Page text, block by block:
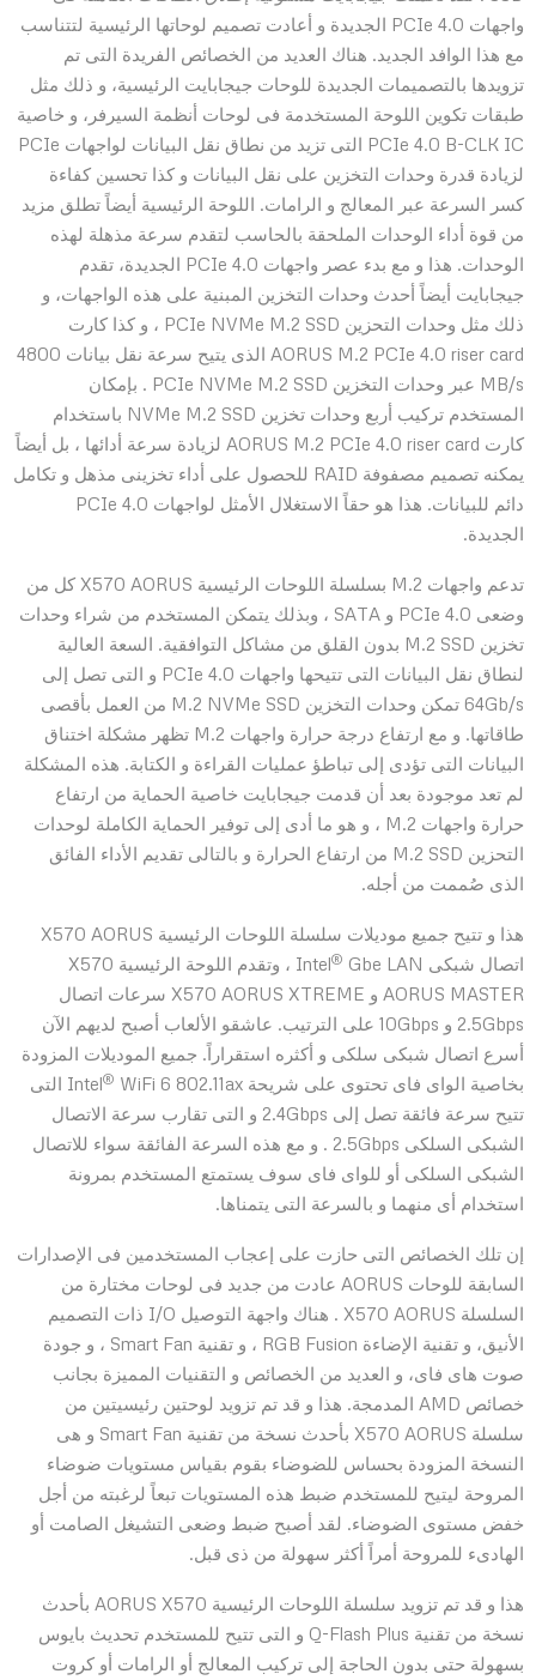
واجهات PCIe 4.0 الجديدة و أعادت تصميم لوحاتها الرئيسية لتتناسب
مع هذا الوافد الجديد. هناك العديد من الخصائص الفريدة التى تم
تزويدها بالتصميمات الجديدة للوحات جيجابايت الرئيسية، و ذلك مثل
طبقات تكوين اللوحة المستخدمة فى لوحات أنظمة السيرفر، و خاصية
PCIe 4.0 B-CLK IC التى تزيد من نطاق نقل البيانات لواجهات PCIe
لزيادة قدرة وحدات التخزين على نقل البيانات و كذا تحسين كفاءة
كسر السرعة عبر المعالج و الرامات. اللوحة الرئيسية أيضاً تطلق مزيد
من قوة أداء الوحدات الملحقة بالحاسب لتقدم سرعة مذهلة لهذه
الوحدات. هذا و مع بدء عصر واجهات PCIe 4.0 الجديدة، تقدم
جيجابايت أيضاً أحدث وحدات التخزين المبنية على هذه الواجهات، و
ذلك مثل وحدات التحزين PCIe NVMe M.2 SSD ، و كذا كارت
AORUS M.2 PCIe 4.0 riser card الذى يتيح سرعة نقل بيانات 4800
MB/s عبر وحدات التخزين PCIe NVMe M.2 SSD . بإمكان
المستخدم تركيب أربع وحدات تخزين NVMe M.2 SSD باستخدام
كارت AORUS M.2 PCIe 4.0 riser card لزيادة سرعة أدائها ، بل أيضاً
يمكنه تصميم مصفوفة RAID للحصول على أداء تخزينى مذهل و تكامل
دائم للبيانات. هذا هو حقاً الاستغلال الأمثل لواجهات PCIe 4.0
الجديدة.
تدعم واجهات M.2 بسلسلة اللوحات الرئيسية X570 AORUS كل من
وضعى PCIe 4.0 و SATA ، وبذلك يتمكن المستخدم من شراء وحدات
تخزين M.2 SSD بدون القلق من مشاكل التوافقية. السعة العالية
لنطاق نقل البيانات التى تتيحها واجهات PCIe 4.0 و التى تصل إلى
64Gb/s تمكن وحدات التخزين M.2 NVMe SSD من العمل بأقصى
طاقاتها. و مع ارتفاع درجة حرارة واجهات M.2 تظهر مشكلة اختناق
البيانات التى تؤدى إلى تباطؤ عمليات القراءة و الكتابة. هذه المشكلة
لم تعد موجودة بعد أن قدمت جيجابايت خاصية الحماية من ارتفاع
حرارة واجهات M.2 ، و هو ما أدى إلى توفير الحماية الكاملة لوحدات
التحزين M.2 SSD من ارتفاع الحرارة و بالتالى تقديم الأداء الفائق
الذى صُممت من أجله.
هذا و تتيح جميع موديلات سلسلة اللوحات الرئيسية X570 AORUS
اتصال شبكى Intel
®
Gbe LAN ، وتقدم اللوحة الرئيسية X570
AORUS MASTER و X570 AORUS XTREME سرعات اتصال
2.5Gbps و 10Gbps على الترتيب. عاشقو الألعاب أصبح لديهم الآن
أسرع اتصال شبكى سلكى و أكثره استقراراً. جميع الموديلات المزودة
بخاصية الواى فاى تحتوى على شريحة Intel
®
WiFi 6 802.11ax التى
تتيح سرعة فائقة تصل إلى 2.4Gbps و التى تقارب سرعة الاتصال
الشبكى السلكى 2.5Gbps . و مع هذه السرعة الفائقة سواء للاتصال
الشبكى السلكى أو للواى فاى سوف يستمتع المستخدم بمرونة
استخدام أى منهما و بالسرعة التى يتمناها.
إن تلك الخصائص التى حازت على إعجاب المستخدمين فى الإصدارات
السابقة للوحات AORUS عادت من جديد فى لوحات مختارة من
السلسلة X570 AORUS . هناك واجهة التوصيل I/O ذات التصميم
الأنيق، و تقنية الإضاءة RGB Fusion ، و تقنية Smart Fan ، و جودة
صوت هاى فاى، و العديد من الخصائص و التقنيات المميزة بجانب
خصائص AMD المدمجة. هذا و قد تم تزويد لوحتين رئيسيتين من
سلسلة X570 AORUS بأحدث نسخة من تقنية Smart Fan و هى
النسخة المزودة بحساس للضوضاء بقوم بقياس مستويات ضوضاء
المروحة ليتيح للمستخدم ضبط هذه المستويات تبعاً لرغبته من أجل
خفض مستوى الضوضاء. لقد أصبح ضبط وضعى التشيغل الصامت أو
الهادىء للمروحة أمراً أكثر سهولة من ذى قبل.
هذا و قد تم تزويد سلسلة اللوحات الرئيسية AORUS X570 بأحدث
نسخة من تقنية Q-Flash Plus و التى تتيح للمستخدم تحديث بايوس
بسهولة حتى بدون الحاجة إلى تركيب المعالج أو الرامات أو كروت